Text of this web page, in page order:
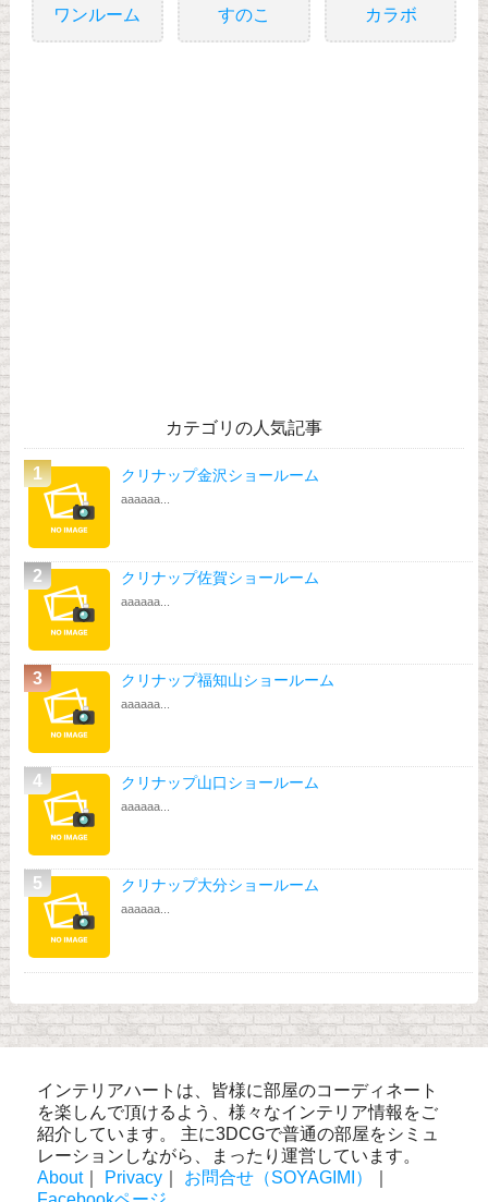
ワンルーム すのこ カラボ
カテゴリの人気記事
クリナップ金沢ショールーム
aaaaaa...
クリナップ佐賀ショールーム
aaaaaa...
クリナップ福知山ショールーム
aaaaaa...
クリナップ山口ショールーム
aaaaaa...
クリナップ大分ショールーム
aaaaaa...
インテリアハートは、皆様に部屋のコーディネート
を楽しんで頂けるよう、様々なインテリア情報をご
紹介しています。 主に3DCGで普通の部屋をシミュ
レーションしながら、まったり運営しています。
About｜ Privacy お問合せ（SOYAGIMI）